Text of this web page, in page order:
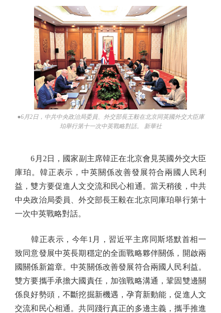
●6月2日，中共中央政治局委員、外交部長王毅在北京同英國外交大臣庫
珀舉行第十一次中英戰略對話。 新華社
6月2日，國家副主席韓正在北京會見英國外交大臣
庫珀。韓正表示，中英關係改善發展符合兩國人民利
益，雙方要促進人文交流和民心相通。當天稍後，中共
中央政治局委員、外交部長王毅在北京同庫珀舉行第十
一次中英戰略對話。
韓正表示，今年1月，習近平主席同斯塔默首相一
致同意發展中英長期穩定的全面戰略夥伴關係，開啟兩
國關係新篇章。中英關係改善發展符合兩國人民利益。
雙方要攜手承擔大國責任，加強戰略溝通，鞏固雙邊關
係良好勢頭，不斷挖掘新機遇，孕育新動能，促進人文
交流和民心相通。共同踐行真正的多邊主義，攜手推進